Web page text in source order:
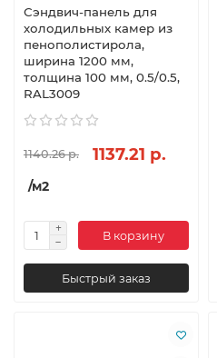
Сэндвич-панель для
холодильных камер из
пенополистирола,
ширина 1200 мм,
толщина 100 мм, 0.5/0.5,
RAL3009
1140.26 р. 1137.21 р.
/м2
В корзину
Быстрый заказ